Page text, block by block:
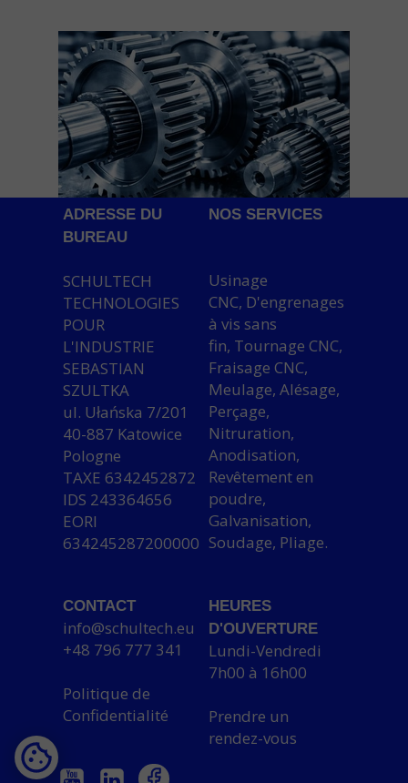
NOS SERVICES
Usinage
CNC, D'engrenages
à vis sans
fin, Tournage CNC,
Fraisage CNC,
Meulage, Alésage,
Perçage,
Nitruration,
Anodisation,
Revêtement en
poudre,
Galvanisation,
Soudage, Pliage.
HEURES
D'OUVERTURE
Lundi-Vendredi
7h00 à 16h00
Prendre un
rendez-vous
ADRESSE DU
BUREAU
SCHULTECH
TECHNOLOGIES
POUR
L'INDUSTRIE
SEBASTIAN
SZULTKA
ul. Ułańska 7/201
40-887 Katowice
Pologne
TAXE 6342452872
IDS 243364656
EORI
634245287200000
CONTACT
info@schultech.eu
+48 796 777 341
Politique de
Confidentialité